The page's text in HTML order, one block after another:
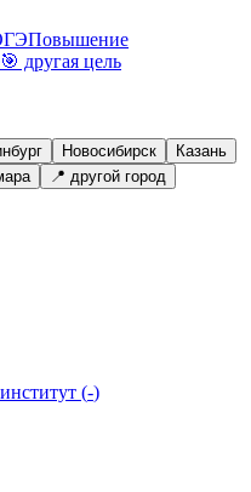
Повышение
🎯 другая цель
Новосибирск
Казань
📍 другой город
(-)